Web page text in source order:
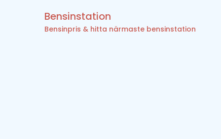
Bensinstation
Bensinpris & hitta närmaste bensinstation